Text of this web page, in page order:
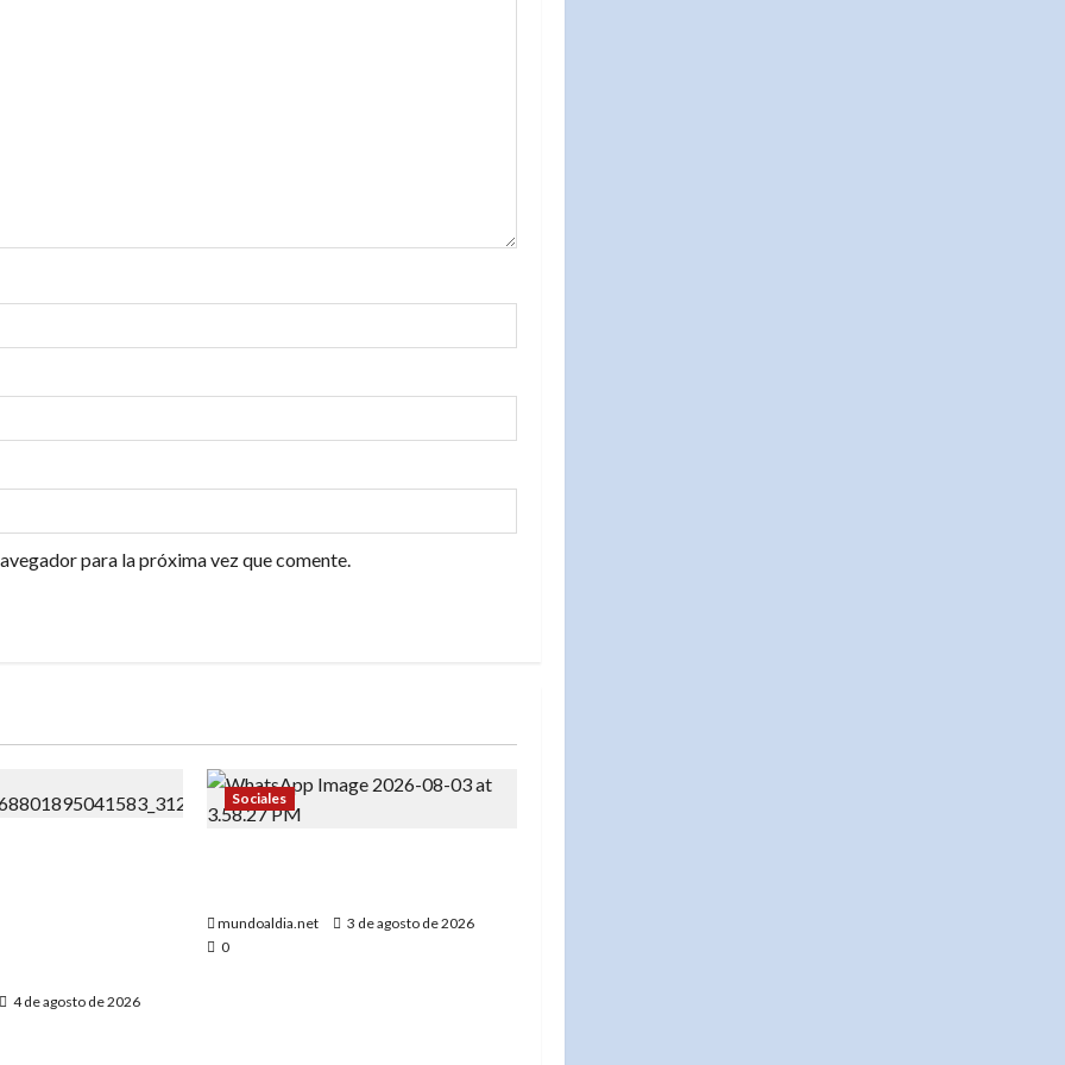
para la próxima vez que comente.
4 de agosto de 2026
Sociales
mundoaldia.net
3 de agosto de 2026
0